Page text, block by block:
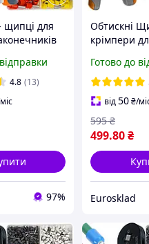
для
(22717)
4.8 (13)
97%
Обтискні
крімпери
Bigstren
Готово до
від50₴/
499.80₴
595 ₴
Eurosklad